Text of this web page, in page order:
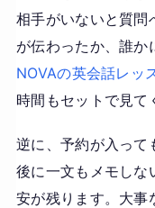
相手がいないと質問
が伝わったか、誰か
NOVAの英会話レッ
時間もセットで見て
逆に、予約が入って
後に一文もメモしな
安が残ります。大事